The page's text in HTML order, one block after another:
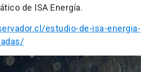
de ISA Energía.
estudio-de-isa-energia-